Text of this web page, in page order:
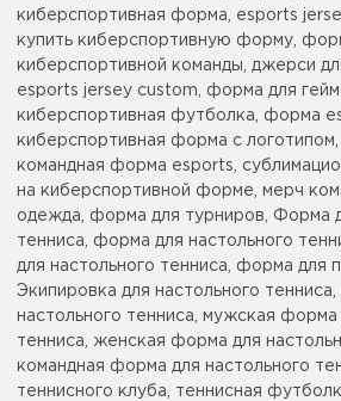
киберспортивная форма, esports
купить киберспортивную форму,
киберспортивной команды, джерси
esports jersey custom, форма для
киберспортивная футболка, форма
киберспортивная форма с
командная форма esports,
на киберспортивной форме, мерч
одежда, форма для турниров, Форма
тенниса, форма для настольного
для настольного тенниса, форма для
Экипировка для настольного
настольного тенниса, мужская форма
тенниса, женская форма для
командная форма для настольного
теннисного клуба, теннисная